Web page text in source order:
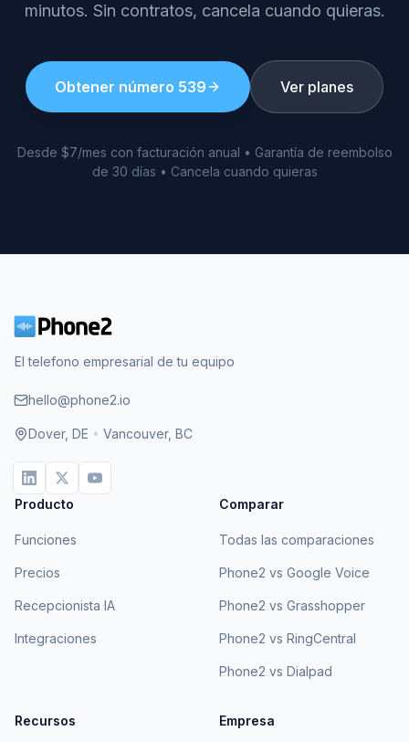
minutos. Sin contratos, cancela cuando quieras.
Obtener número 539 Ver planes
Desde $7/mes con facturación anual • Garantía de reembolso
de 30 días • Cancela cuando quieras
El telefono empresarial de tu equipo
hello@phone2.io
Dover, DE • Vancouver, BC
Producto
Funciones
Precios
Recepcionista IA
Integraciones
Comparar
Todas las comparaciones
Phone2 vs Google Voice
Phone2 vs Grasshopper
Phone2 vs RingCentral
Phone2 vs Dialpad
Recursos Empresa